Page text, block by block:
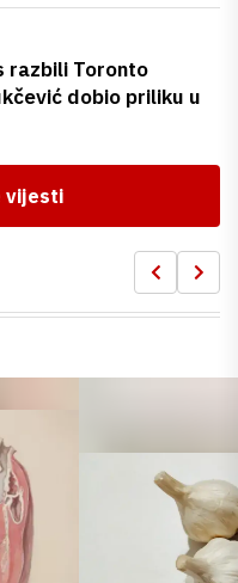
razbili Toronto
dobio priliku u
vijesti